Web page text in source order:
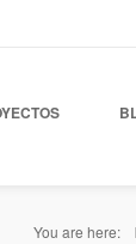
You are here: